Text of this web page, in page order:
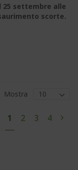
25 settembre alle
scorte.
Mostra
Attualmente
stai
1 Pagina
2 Pagina
3 Pagina
4